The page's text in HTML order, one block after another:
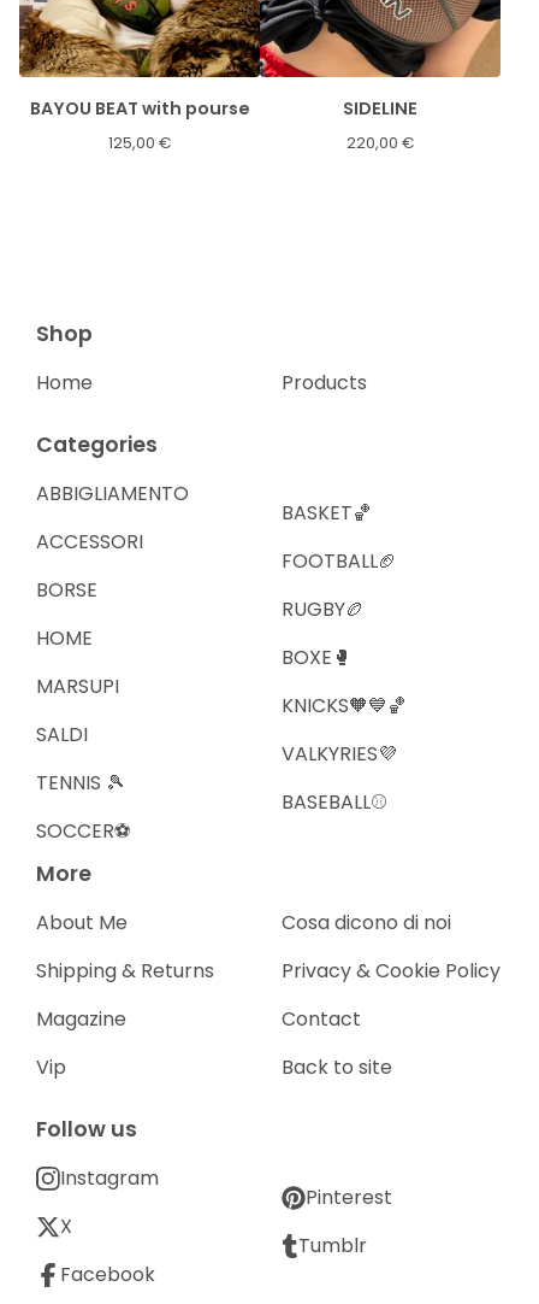
BAYOU BEAT with pourse
125,00 €
SIDELINE
220,00 €
Shop
Home Products
Categories
ABBIGLIAMENTO
ACCESSORI
BORSE
HOME
MARSUPI
SALDI
TENNIS 🎾
SOCCER⚽️
BASKET🏀
FOOTBALL🏈
RUGBY🏉
BOXE🥊
KNICKS🧡💙🏀
VALKYRIES💜
BASEBALL⚾️
More
About Me
Shipping & Returns
Magazine
Vip
Cosa dicono di noi
Privacy & Cookie Policy
Contact
Back to site
Follow us
Instagram
X
Facebook
Pinterest
Tumblr